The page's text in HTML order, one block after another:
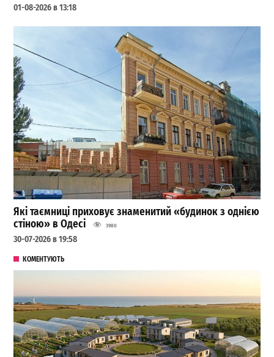
01-08-2026 в 13:18
Які таємниці приховує знаменитий «будинок з однією
стіною» в Одесі
3980
30-07-2026 в 19:58
КОМЕНТУЮТЬ